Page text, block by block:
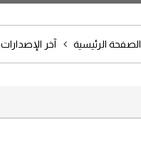
الصفحة الرئيسية آخر الإصدارات